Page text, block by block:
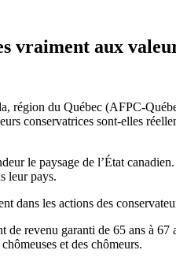
vraiment aux
région du Québec (AFPC-
conservatrices sont-elles
le paysage de l’État
leur pays.
dans les actions des
de revenu garanti de 65 ans à 67
et des chômeurs.